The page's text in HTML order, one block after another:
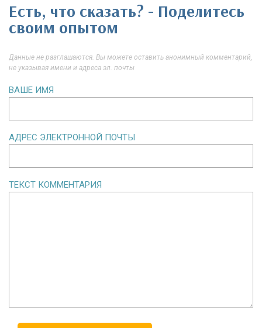
Есть, что сказать? - Поделитесь
своим опытом
Данные не разглашаются. Вы можете оставить анонимный комментарий,
не указывая имени и адреса эл. почты
ВАШЕ ИМЯ
АДРЕС ЭЛЕКТРОННОЙ ПОЧТЫ
ТЕКСТ КОММЕНТАРИЯ